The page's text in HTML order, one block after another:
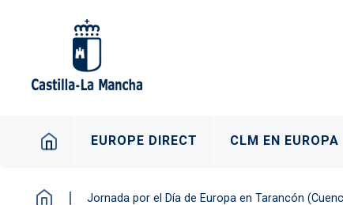
Navegación principal
EUROPE DIRECT CLM EN EUROPA
Jornada por el Día de Europa en Tarancón